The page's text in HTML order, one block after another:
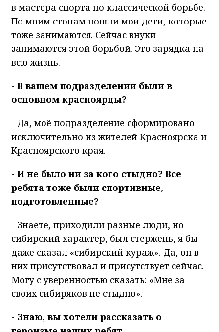
в мастера спорта по классической борьбе.
По моим стопам пошли мои дети, которые
тоже занимаются. Сейчас внуки
занимаются этой борьбой. Это зарядка на
всю жизнь.
- В вашем подразделении были в
основном красноярцы?
- Да, моё подразделение сформировано
исключительно из жителей Красноярска и
Красноярского края.
- И не было ни за кого стыдно? Все
ребята тоже были спортивные,
подготовленные?
- Знаете, приходили разные люди, но
сибирский характер, был стержень, я бы
даже сказал «сибирский кураж». Да, он в
них присутствовал и присутствует сейчас.
Могу с уверенностью сказать: «Мне за
своих сибиряков не стыдно».
- Знаю, вы хотели рассказать о